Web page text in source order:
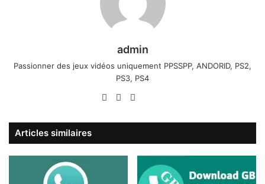
admin
Passionner des jeux vidéos uniquement PPSSPP, ANDORID, PS2,
PS3, PS4
WebsiteFacebook
Articles similaires